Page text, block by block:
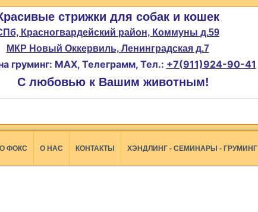
стрижки для собак и кошек
Красногвардейский район, Коммуны д.59
МКР Новый Оккервиль, Ленинградская д.7
груминг: MAX, Телеграмм, Тел.: +7(911)924-90-41
С любовью к Вашим животным!
ФОКС О НАС КОНТАКТЫ ХЭНДЛИНГ - СЕМИНАРЫ - ГРУМИНГ